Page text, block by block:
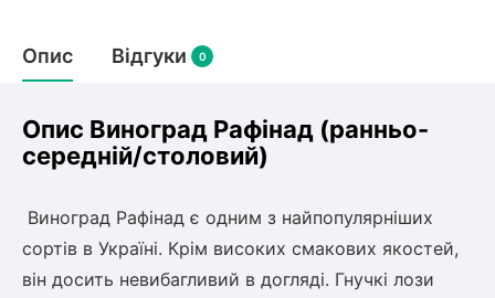
Опис Відгуки 0
Опис Виноград Рафінад (ранньо-
середній/столовий)
Виноград Рафінад є одним з найпопулярніших
сортів в Україні. Крім високих смакових якостей,
він досить невибагливий в догляді. Гнучкі лози